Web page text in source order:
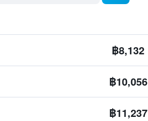
฿8,132
฿10,056
฿11,237